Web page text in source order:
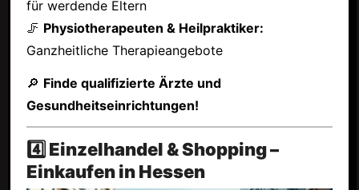
für werdende Eltern
🦵 Physiotherapeuten & Heilpraktiker:
Ganzheitliche Therapieangebote
🔎 Finde qualifizierte Ärzte und
Gesundheitseinrichtungen!
4️⃣ Einzelhandel & Shopping –
Einkaufen in Hessen